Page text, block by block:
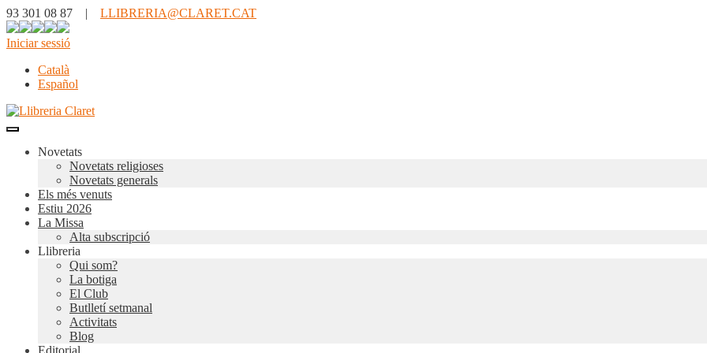
93 301 08 87 | LLIBRERIA@CLARET.CAT
Iniciar sessió
Català
Español
Novetats
Novetats religioses
Novetats generals
Els més venuts
Estiu 2026
La Missa
Alta subscripció
Llibreria
Qui som?
La botiga
El Club
Butlletí setmanal
Activitats
Blog
Editorial